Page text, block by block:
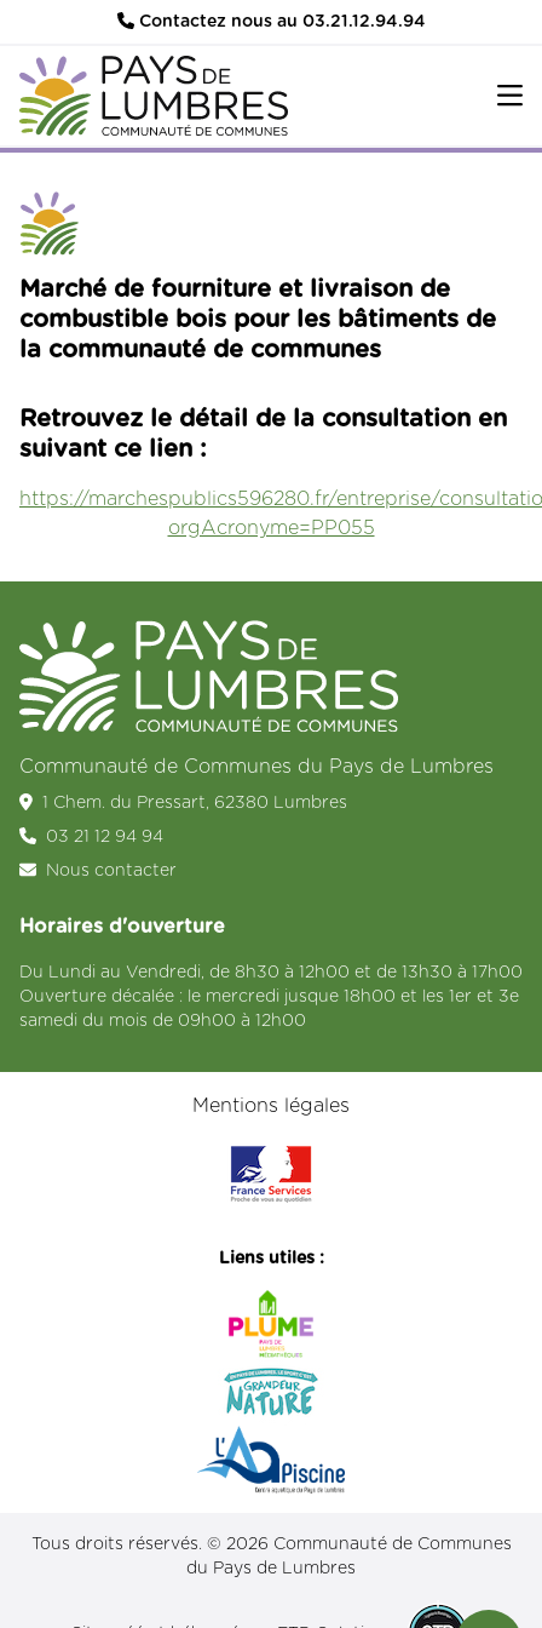
Contactez nous au 03.21.12.94.94
Marché de fourniture et livraison de
combustible bois pour les bâtiments de
la communauté de communes
Retrouvez le détail de la consultation en
suivant ce lien :
https://marchespublics596280.fr/entreprise/
orgAcronyme=PP055
Communauté de Communes du Pays de Lumbres
1 Chem. du Pressart, 62380 Lumbres
03 21 12 94 94
Nous contacter
Horaires d'ouverture
Du Lundi au Vendredi, de 8h30 à 12h00 et de 13h30 à 17h00
Ouverture décalée : le mercredi jusque 18h00 et les 1er et 3e
samedi du mois de 09h00 à 12h00
Mentions légales
Liens utiles :
Tous droits réservés. © 2026 Communauté de Communes
du Pays de Lumbres